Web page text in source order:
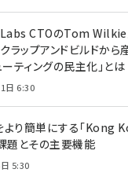
CTOのTom Wilkie
ラップアンドビルドから
ティングの民主化」とは
日 6:30
り簡単にする「Kong
題とその主要機能
5:30